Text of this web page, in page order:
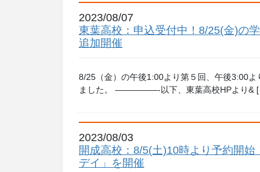
2023/08/07
東葉高校：申込受付中！8/25(金)の
追加開催
8/25（金）の午後1:00より第５回、午後3:00
ました。 —————-以下、東葉高校HPより&
2023/08/03
開成高校：8/5(土)10時より予約開
デイ」を開催